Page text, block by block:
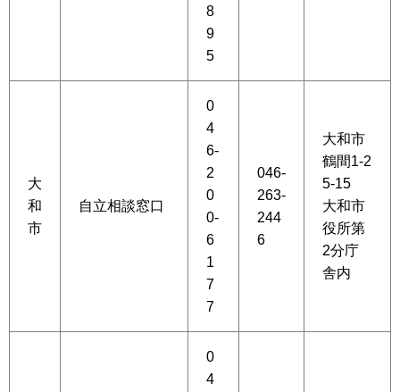
8
9
5
大
和
市
自立相談窓口
0
4
6-
2
0
0-
6
1
7
7
046-
263-
244
6
大和市
鶴間1-2
5-15
大和市
役所第
2分庁
舎内
0
4